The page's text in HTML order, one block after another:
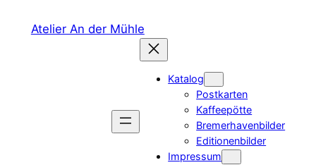
InhaltAtelier An der Mühle
Katalog
Postkarten
Kaffeepötte
Bremerhavenbilder
Editionenbilder
Impressum